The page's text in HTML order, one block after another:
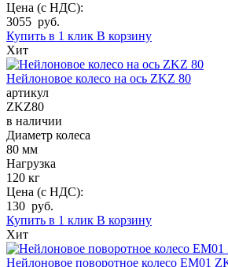
Цена (с НДС):
3055 руб.
Купить в 1 клик В корзину
Хит
Нейлоновое колесо на ось ZKZ 80
артикул
ZKZ80
в наличии
Диаметр колеса
80 мм
Нагрузка
120 кг
Цена (с НДС):
130 руб.
Купить в 1 клик В корзину
Хит
Нейлоновое поворотное колесо EM01